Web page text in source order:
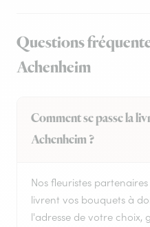
Questions
Achenheim
Comment se passe la
Achenheim ?
Nos fleuristes
livrent vos bouquets à
l'adresse de votre choix,